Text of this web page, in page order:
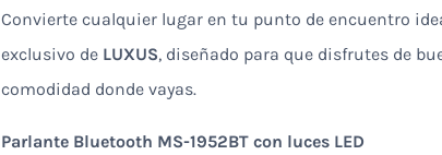
Convierte cualquier lugar en tu punto de encuentro
exclusivo de LUXUS, diseñado para que disfrutes de
comodidad donde vayas.
Parlante Bluetooth MS-1952BT con luces LED